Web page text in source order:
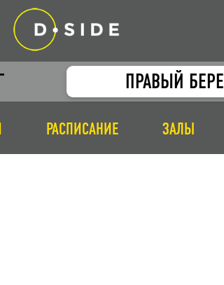
ПРАВЫЙ БЕРЕГ
РАСПИСАНИЕ ЗАЛЫ